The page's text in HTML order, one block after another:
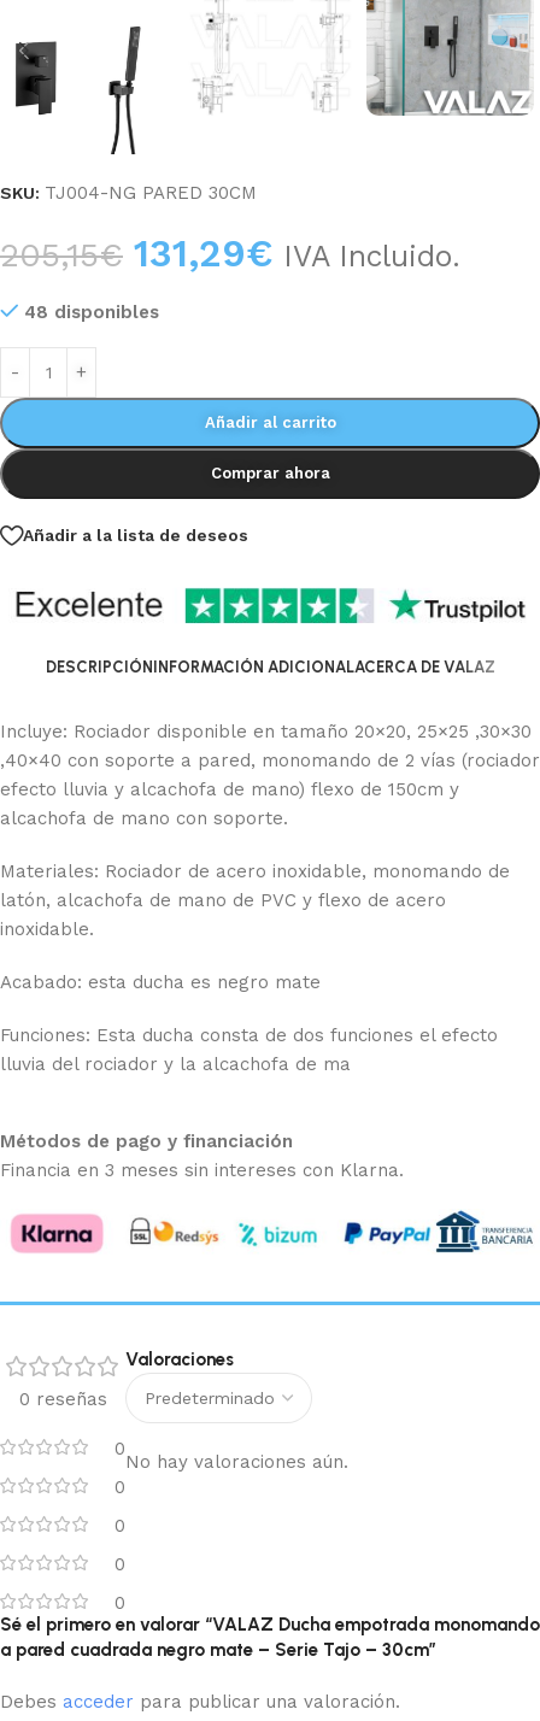
SKU: TJ004-NG PARED 30CM
205,15€ 131,29€ IVA Incluido.
48 disponibles
Añadir al carrito
Comprar ahora
Añadir a la lista de deseos
DESCRIPCIÓNINFORMACIÓN ADICIONALACERCA DE VALAZ
Incluye: Rociador disponible en tamaño 20×20, 25×25 ,30×30
,40×40 con soporte a pared, monomando de 2 vías (rociador
efecto lluvia y alcachofa de mano) flexo de 150cm y
alcachofa de mano con soporte.
Materiales: Rociador de acero inoxidable, monomando de
latón, alcachofa de mano de PVC y flexo de acero
inoxidable.
Acabado: esta ducha es negro mate
Funciones: Esta ducha consta de dos funciones el efecto
lluvia del rociador y la alcachofa de ma
Métodos de pago y financiación
Financia en 3 meses sin intereses con Klarna.
0 reseñas
0
0
0
0
0
Valoraciones
No hay valoraciones aún.
Sé el primero en valorar “VALAZ Ducha empotrada monomando
a pared cuadrada negro mate – Serie Tajo – 30cm”
Debes acceder para publicar una valoración.